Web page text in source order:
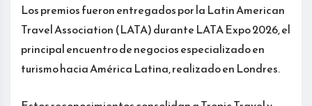
Los premios fueron entregados por la Latin American
Travel Association (LATA) durante LATA Expo 2026, el
principal encuentro de negocios especializado en
turismo hacia América Latina, realizado en Londres.